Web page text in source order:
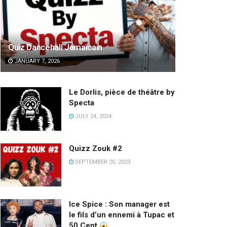
Quiz Dancehall Jamaïcain
JANUARY 7, 2026
Le Dorlis, pièce de théâtre by
Specta
JULY 24, 2024
Quizz Zouk #2
SEPTEMBER 20, 2023
Ice Spice : Son manager est
le fils d’un ennemi à Tupac et